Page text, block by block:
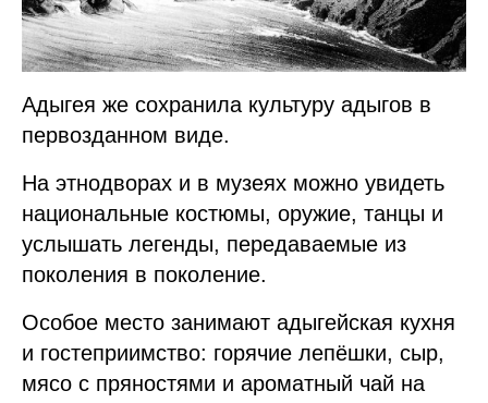
Адыгея же сохранила культуру адыгов в
первозданном виде.
На этнодворах и в музеях можно увидеть
национальные костюмы, оружие, танцы и
услышать легенды, передаваемые из
поколения в поколение.
Особое место занимают адыгейская кухня
и гостеприимство: горячие лепёшки, сыр,
мясо с пряностями и ароматный чай на